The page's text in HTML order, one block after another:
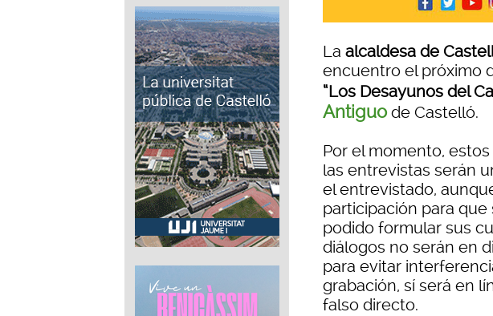
La alcaldesa de
encuentro el próximo
“Los Desayunos del
Antiguode Castelló.
Por el momento,
las entrevistas serán
el entrevistado,
participación para que
podido formular sus
diálogos no serán en
para evitar
grabación, sí será en
falso directo.